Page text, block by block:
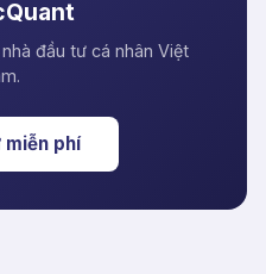
đầu tư cá nhân Việt
miễn phí